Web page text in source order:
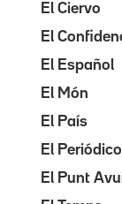
El Ciervo
El
El Español
El Món
El País
El
El Punt